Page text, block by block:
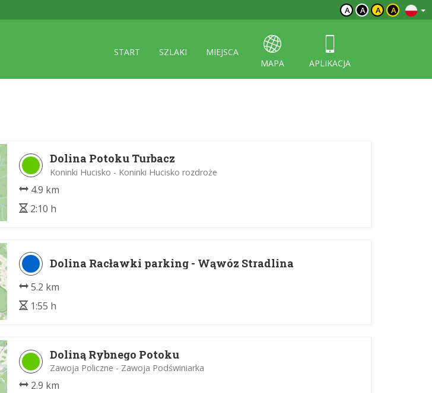
A A A A
START SZLAKI
MIEJSCA
MAPA
APLIKACJA
Dolina Potoku Turbacz
Koninki Hucisko - Koninki Hucisko rozdroże
4.9 km
2:10 h
Dolina Racławki parking - Wąwóz Stradlina
5.2 km
1:55 h
Doliną Rybnego Potoku
Zawoja Policzne - Zawoja Podświniarka
2.9 km